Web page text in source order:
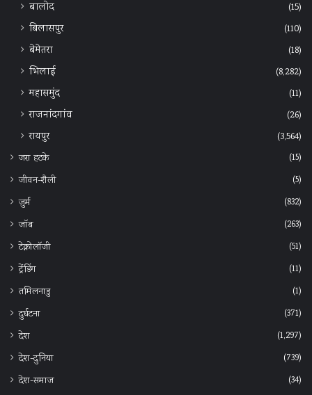
बालोद
(15)
बिलासपुर
(110)
बेमेतरा
(18)
भिलाई
(8,282)
महासमुंद
(11)
राजनांदगांव
(26)
रायपुर
(3,564)
जरा हटके
(15)
जीवन-शैली
(5)
जुर्म
(832)
जॉब
(263)
टेक्नोलॉजी
(51)
ट्रेंडिंग
(11)
तमिलनाडु
(1)
दुर्घटना
(371)
देश
(1,297)
देश-दुनिया
(739)
देश-समाज
(34)